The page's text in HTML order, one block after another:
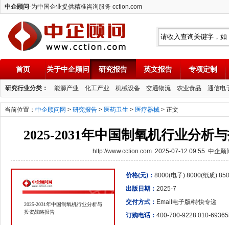
中企顾问-为中国企业提供精准咨询服务 cction.com
中企顾问
首页 关于中企顾问 研究报告 英文报告 专项定制
研究行业分类： 能源产业 化工产业 机械设备 交通物流 农业食品 通信电
当前位置： 中企顾问网 > 研究报告 > 医药卫生 > 医疗器械 > 正文
2025-2031年中国制氧机行业分析
http://www.cction.com 2025-07-12 09:55 中企顾
2025-2031年中国制氧机行业分析与
投资战略报告
价格(元)： 8000(电子) 8000(纸质)
出版日期： 2025-7
交付方式： Email电子版/特快专递
订购电话： 400-700-9228 010-